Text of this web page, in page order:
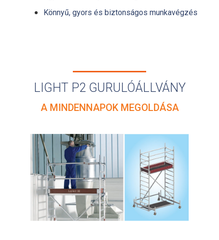
Könnyű, gyors és biztonságos munkavégzés
LIGHT P2 GURULÓÁLLVÁNY
A MINDENNAPOK MEGOLDÁSA